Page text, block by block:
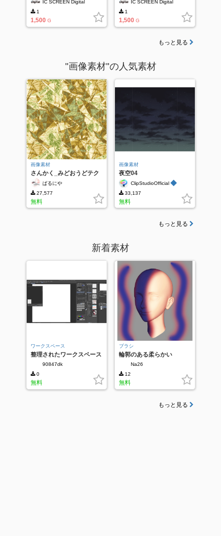
IC SCREEN Digital
1
1,500 G
IC SCREEN Digital
1
1,500 G
もっと見る
"画像素材"の人気素材
画像素材
さんかく_みどおうどテク
スチャぱるにや
27,577
無料
画像素材
夜空04
ClipStudioOfficial ◆
33,137
無料
もっと見る
新着素材
ワークスペース
整理されたワークスペース
90847dk
0
無料
ブラシ
輪郭のある柔らかい
Na26
12
無料
もっと見る